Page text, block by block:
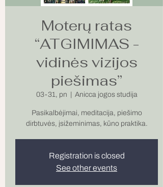
Moterų ratas
“ATGIMIMAS -
vidinės vizijos
piešimas”
03-31, pn Anicca jogos studija
Pasikalbėjimai, meditacija, piešimo
dirbtuvės, įsižeminimas, kūno praktika.
Registration is closed
See other events